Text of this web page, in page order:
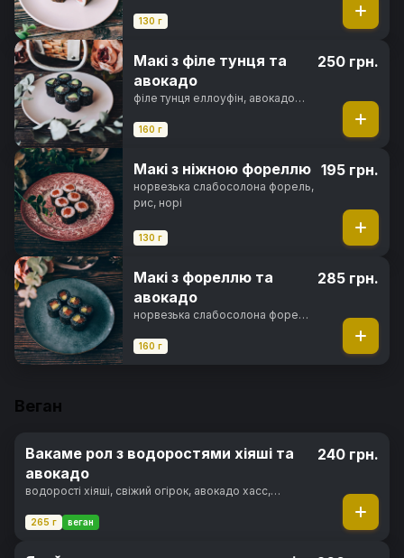
130 г
Макі з філе тунця та
авокадо
філе тунця еллоуфін, авокадо
норі
160 г
250 грн.
Макі з ніжною фореллю
норвезька слабосолона форель,
рис, норі
130 г
195 грн.
Макі з фореллю та
авокадо
норвезька слабосолона форель,
каракатиці, рис, норі
160 г
285 грн.
Веган
Вакаме рол з водоростями хіяші та
авокадо
водорості хіяші, свіжий огірок, авокадо хасс,
265 г веган
240 грн.